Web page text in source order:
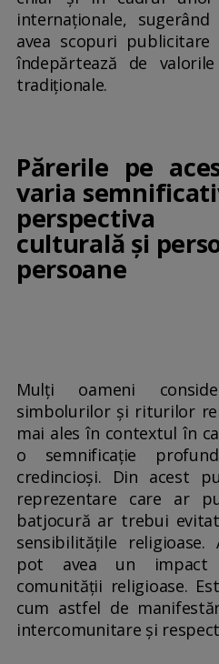
internaționale,
avea scopuri
îndepărtează de
tradiționale.
Părerile pe
varia
culturală și
persoane
Mulți oameni
simbolurilor și riturilor
mai ales în contextul în
o semnificație
credincioși. Din acest
reprezentare care ar
batjocură ar trebui
sensibilitățile
pot avea un impact
comunității religioase.
cum astfel de
intercomunitare și